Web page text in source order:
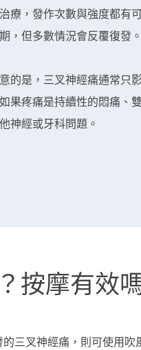
療，發作次數與強度都有
，但多數情況會反覆復發。
的是，三叉神經痛通常只
果疼痛是持續性的悶痛、
神經或牙科問題。
按摩有效
三叉神經痛，則可使用